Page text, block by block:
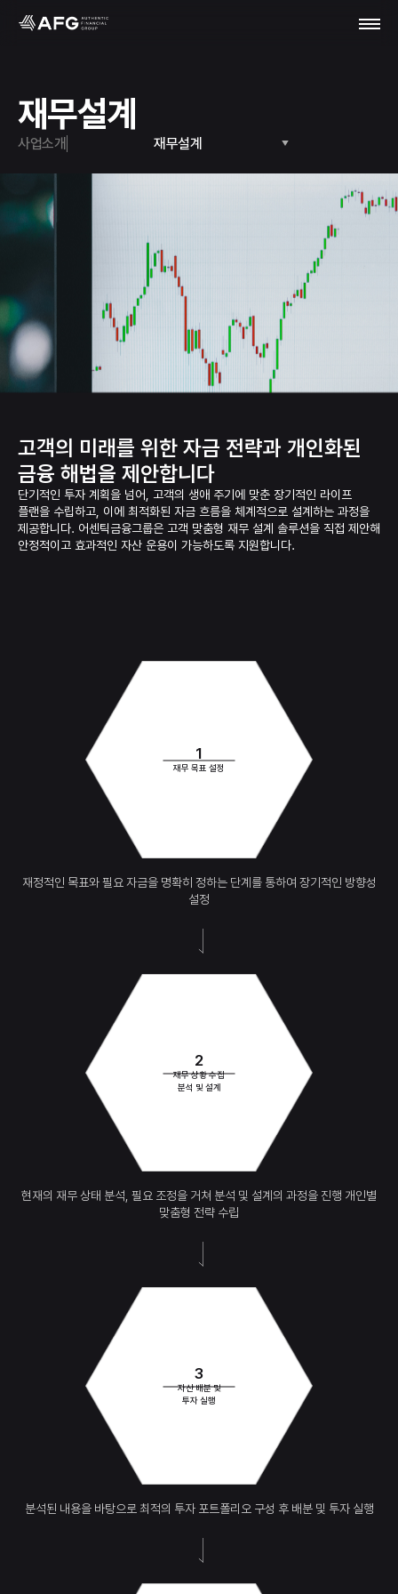
재무설계
사업소개 재무설계
고객의 미래를 위한 자금 전략과 개인화된
금융 해법을 제안합니다
단기적인 투자 계획을 넘어, 고객의 생애 주기에 맞춘 장기적인 라이프
플랜을 수립하고, 이에 최적화된 자금 흐름을 체계적으로 설계하는 과정을
제공합니다. 어센틱금융그룹은 고객 맞춤형 재무 설계 솔루션을 직접 제안해
안정적이고 효과적인 자산 운용이 가능하도록 지원합니다.
1
재무 목표 설정
재정적인 목표와 필요 자금을 명확히 정하는 단계를 통하여 장기적인 방향성
설정
2
재무 상황 수집
분석 및 설계
현재의 재무 상태 분석, 필요 조정을 거쳐 분석 및 설계의 과정을 진행 개인별
맞춤형 전략 수립
3
자산 배분 및
투자 실행
분석된 내용을 바탕으로 최적의 투자 포트폴리오 구성 후 배분 및 투자 실행